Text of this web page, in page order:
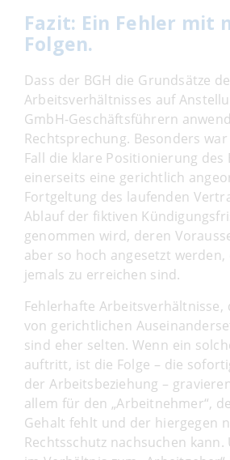
Fazit: Ein Fehler mit
Folgen.
Dass der BGH die Grundsätze
Arbeitsverhältnisses auf
GmbH-Geschäftsführern
Rechtsprechung. Besonders
Fall die klare Positionierung des
einerseits eine gerichtlich
Fortgeltung des laufenden
Ablauf der fiktiven
genommen wird, deren
aber so hoch angesetzt werden,
jemals zu erreichen sind.
Fehlerhafte Arbeitsverhältnisse,
von gerichtlichen
sind eher selten. Wenn ein
auftritt, ist die Folge – die
der Arbeitsbeziehung –
allem für den „Arbeitnehmer“,
Gehalt fehlt und der hiergegen
Rechtsschutz nachsuchen